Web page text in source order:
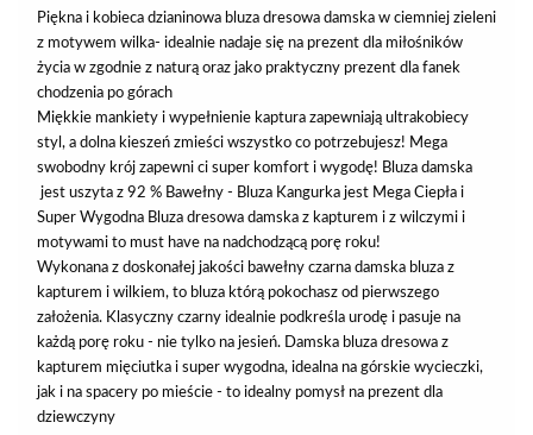
Piękna i kobieca dzianinowa bluza dresowa damska w ciemniej zieleni
z motywem wilka- idealnie nadaje się na prezent dla miłośników
życia w zgodnie z naturą oraz jako praktyczny prezent dla fanek
chodzenia po górach
Miękkie mankiety i wypełnienie kaptura zapewniają ultrakobiecy
styl, a dolna kieszeń zmieści wszystko co potrzebujesz! Mega
swobodny krój zapewni ci super komfort i wygodę! Bluza damska
jest uszyta z 92 % Bawełny - Bluza Kangurka jest Mega Ciepła i
Super Wygodna Bluza dresowa damska z kapturem i z wilczymi i
motywami to must have na nadchodzącą porę roku!
Wykonana z doskonałej jakości bawełny czarna damska bluza z
kapturem i wilkiem, to bluza którą pokochasz od pierwszego
założenia. Klasyczny czarny idealnie podkreśla urodę i pasuje na
każdą porę roku - nie tylko na jesień. Damska bluza dresowa z
kapturem mięciutka i super wygodna, idealna na górskie wycieczki,
jak i na spacery po mieście - to idealny pomysł na prezent dla
dziewczyny